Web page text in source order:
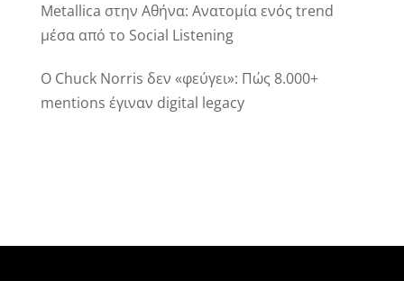
Metallica στην Αθήνα: Ανατομία ενός trend
μέσα από το Social Listening
Ο Chuck Norris δεν «φεύγει»: Πώς 8.000+
mentions έγιναν digital legacy